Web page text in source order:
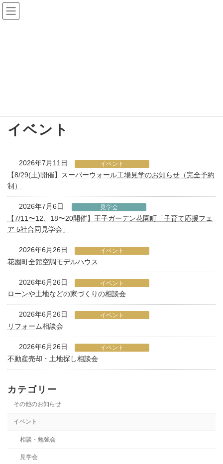
コ
ン
テ
ナ
ビ
ゲ
イベント
2026年7月11日 イベント
【8/29(土)開催】スーパーウォール工場見学のお知らせ（完全予約
制）
2026年7月6日 見学会
【7/11〜12、18〜20開催】王子ガーデン花園町「子育て応援フェ
ア 5社合同見学会」
2026年6月26日 イベント
花園町全館空調モデルハウス
2026年6月26日 イベント
ローンや土地などの家づくりの相談会
2026年6月26日 イベント
リフォーム相談会
2026年6月26日 イベント
不動産売却・土地探し相談会
カテゴリー
その他のお知らせ
イベント
相談・勉強会
見学会